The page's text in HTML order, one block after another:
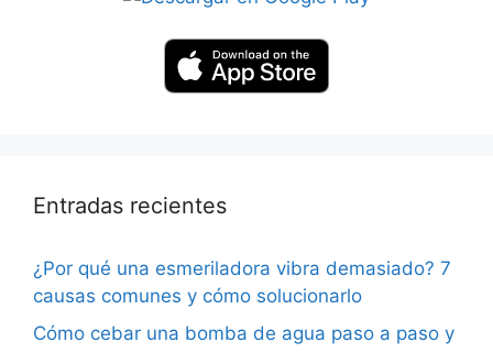
Entradas recientes
¿Por qué una esmeriladora vibra demasiado? 7
causas comunes y cómo solucionarlo
Cómo cebar una bomba de agua paso a paso y